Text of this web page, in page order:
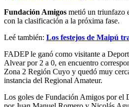
Fundación Amigos metió un triunfazo
con la clasificación a la próxima fase.
Leé también: Los festejos de Maipú
FADEP le ganó como visitante a
Alvear por 2 a 0, en encuentro
Zona 2 Región Cuyo y quedó muy
instancia del Regional Amateur.
Los goles de Fundación Amigos por el